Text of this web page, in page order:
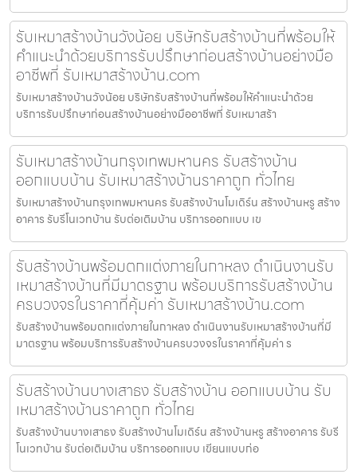
รับเหมาสร้างบ้านวังน้อย บริษัทรับสร้างบ้านที่พร้อมให้
คำแนะนำด้วยบริการรับปรึกษาก่อนสร้างบ้านอย่างมือ
อาชีพที่ รับเหมาสร้างบ้าน.com
รับเหมาสร้างบ้านวังน้อย บริษัทรับสร้างบ้านที่พร้อมให้คำแนะนำด้วย
บริการรับปรึกษาก่อนสร้างบ้านอย่างมืออาชีพที่ รับเหมาสร้า
รับเหมาสร้างบ้านกรุงเทพมหานคร รับสร้างบ้าน
ออกแบบบ้าน รับเหมาสร้างบ้านราคาถูก ทั่วไทย
รับเหมาสร้างบ้านกรุงเทพมหานคร รับสร้างบ้านโมเดิร์น สร้างบ้านหรู สร้าง
อาคาร รับรีโนเวทบ้าน รับต่อเติมบ้าน บริการออกแบบ เข
รับสร้างบ้านพร้อมตกแต่งภายในกาหลง ดำเนินงานรับ
เหมาสร้างบ้านที่มีมาตรฐาน พร้อมบริการรับสร้างบ้าน
ครบวงจรในราคาที่คุ้มค่า รับเหมาสร้างบ้าน.com
รับสร้างบ้านพร้อมตกแต่งภายในกาหลง ดำเนินงานรับเหมาสร้างบ้านที่มี
มาตรฐาน พร้อมบริการรับสร้างบ้านครบวงจรในราคาที่คุ้มค่า ร
รับสร้างบ้านบางเสาธง รับสร้างบ้าน ออกแบบบ้าน รับ
เหมาสร้างบ้านราคาถูก ทั่วไทย
รับสร้างบ้านบางเสาธง รับสร้างบ้านโมเดิร์น สร้างบ้านหรู สร้างอาคาร รับรี
โนเวทบ้าน รับต่อเติมบ้าน บริการออกแบบ เขียนแบบก่อ